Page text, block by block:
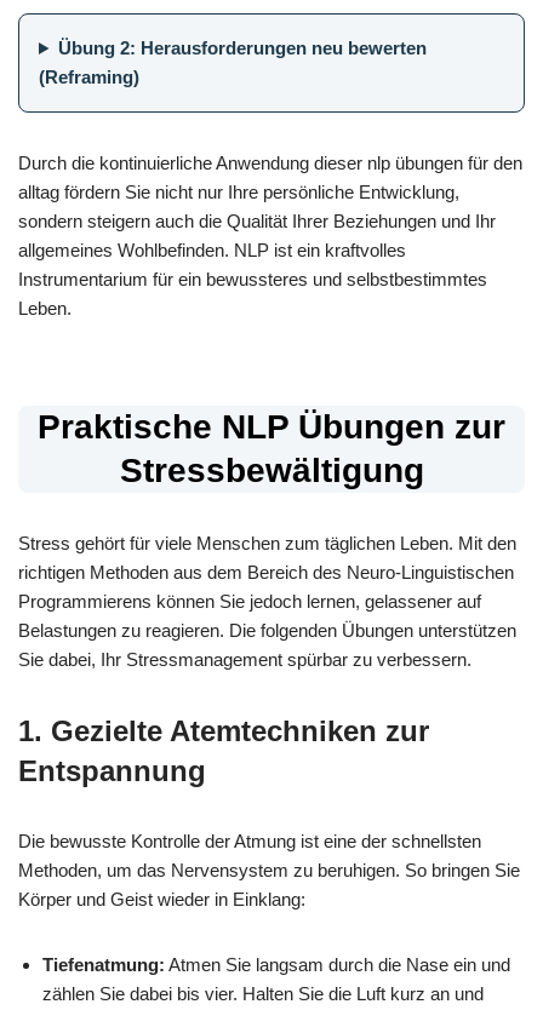
Übung 2: Herausforderungen neu bewerten
(Reframing)
Durch die kontinuierliche Anwendung dieser nlp übungen für den
alltag fördern Sie nicht nur Ihre persönliche Entwicklung,
sondern steigern auch die Qualität Ihrer Beziehungen und Ihr
allgemeines Wohlbefinden. NLP ist ein kraftvolles
Instrumentarium für ein bewussteres und selbstbestimmtes
Leben.
Praktische NLP Übungen zur
Stressbewältigung
Stress gehört für viele Menschen zum täglichen Leben. Mit den
richtigen Methoden aus dem Bereich des Neuro-Linguistischen
Programmierens können Sie jedoch lernen, gelassener auf
Belastungen zu reagieren. Die folgenden Übungen unterstützen
Sie dabei, Ihr Stressmanagement spürbar zu verbessern.
1. Gezielte Atemtechniken zur
Entspannung
Die bewusste Kontrolle der Atmung ist eine der schnellsten
Methoden, um das Nervensystem zu beruhigen. So bringen Sie
Körper und Geist wieder in Einklang:
Tiefenatmung: Atmen Sie langsam durch die Nase ein und
zählen Sie dabei bis vier. Halten Sie die Luft kurz an und